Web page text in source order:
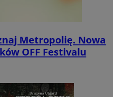
Metropolię. Nowa
OFF Festivalu